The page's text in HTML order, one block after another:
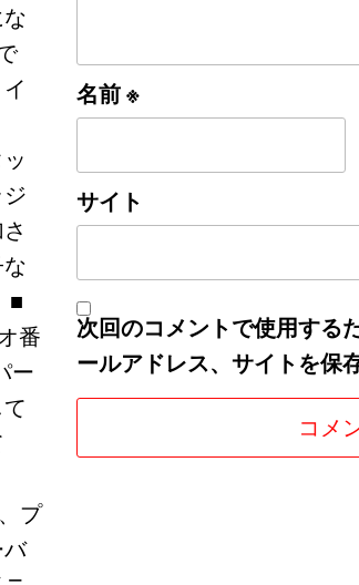
■
番
ー
プ
名前※
サイト
次回のコメントで使用する
ールアドレス、サイトを保